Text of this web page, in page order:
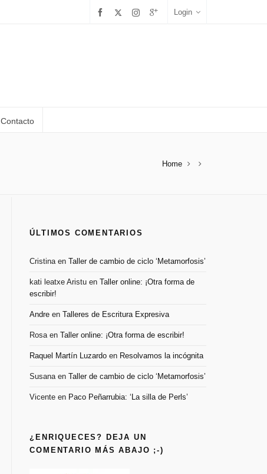
Login
Contacto
Home
ÚLTIMOS COMENTARIOS
CristinaenTaller de cambio de ciclo ‘Metamorfosis’
kati leatxe Aristu enTaller online: ¡Otra forma de
escribir!
Andre enTalleres de Escritura Expresiva
RosaenTaller online: ¡Otra forma de escribir!
Raquel Martín Luzardo en Resolvamos la incógnita
SusanaenTaller de cambio de ciclo ‘Metamorfosis’
Vicente en Paco Peñarrubia: ‘La silla de Perls’
¿ENRIQUECES? DEJA UN
COMENTARIO MÁS ABAJO ;-)